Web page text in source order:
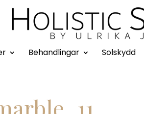
Behandlingar Solskydd